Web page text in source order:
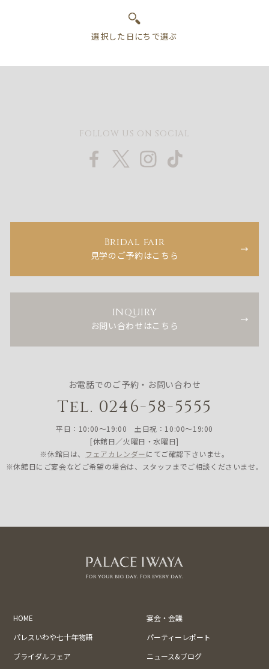
FOLLOW US ON SOCIAL
Bridal fair
見学のご予約はこちら
INQUIRY
お問い合わせはこちら
お電話でのご予約・お問い合わせ
Tel. 0246-58-5555
平日：10:00〜19:00 土日祝：10:00〜19:00
[休館日／火曜日・水曜日]
※休館日は、 フェアカレンダーにてご確認下さいませ。
※休館日にご宴会などご希望の場合は、スタッフまでご相談くださいませ。
HOME
宴会・会議
パレスいわや七十年物語
パーティーレポート
ブライダルフェア
ニュース&ブログ